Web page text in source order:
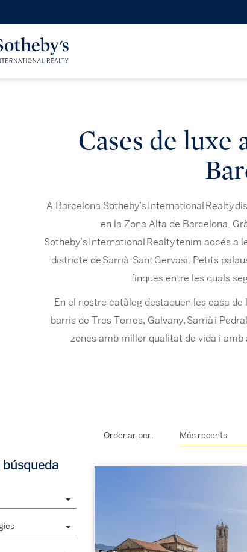
Cases de
A Barcelona Sotheby’s International Realty
en la Zona Alta de Barcelona.
Sotheby’s International Realtytenim accés a
districte de Sarrià-Sant Gervasi. Petits
finques entre les quals
En el nostre catàleg destaquen les casa
barris de Tres Torres, Galvany, Sarrià i
zones amb millor qualitat de vida i
búsqueda
Ordenar per: Més recents